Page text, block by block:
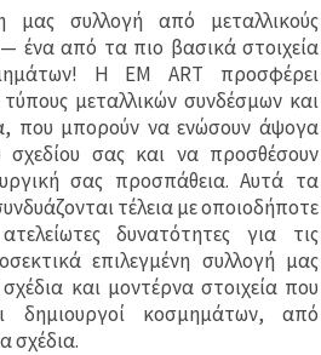
μας συλλογή από μεταλλικούς
ένα από τα πιο βασικά στοιχεία
Η EM ART προσφέρει
μεταλλικών συνδέσμων και
που μπορούν να ενώσουν άψογα
σας και να προσθέσουν
σας προσπάθεια. Αυτά τα
τέλεια με οποιοδήποτε
δυνατότητες για τις
επιλεγμένη συλλογή μας
και μοντέρνα στοιχεία που
δημιουργοί κοσμημάτων, από
σχέδια.